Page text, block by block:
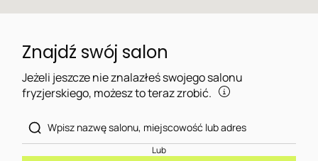
Znajdź swój salon
Jeżeli jeszcze nie znalazłeś swojego salonu
fryzjerskiego, możesz to teraz zrobić.
Lub